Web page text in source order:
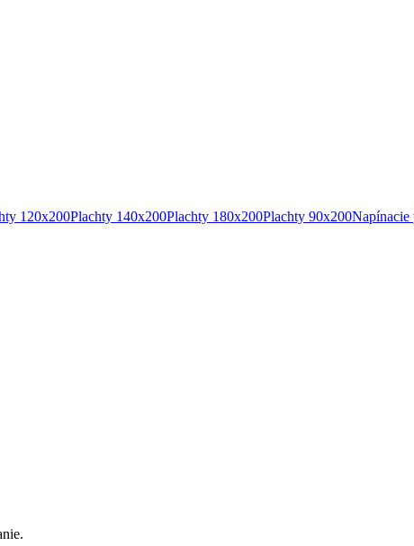
120x200Plachty 140x200Plachty 180x200Plachty 90x200Napínacie